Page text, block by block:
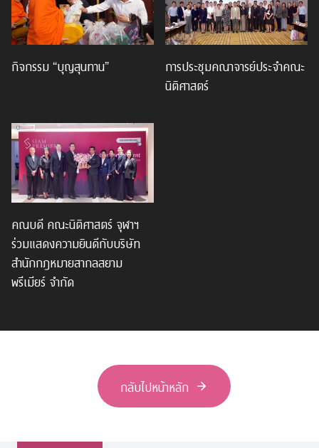
กิจกรรม “บุญสุนทาน”
การประชุมคณาจารย์ประจำคณะ
นิติศาสตร์
คณบดี คณะนิติศาสตร์ จุฬาฯ
ร่วมแสดงความยินดีกับบริษัท
สำนักกฎหมายสากลสยาม
พรีเมียร์ จำกัด
กลับไปหน้าหลัก